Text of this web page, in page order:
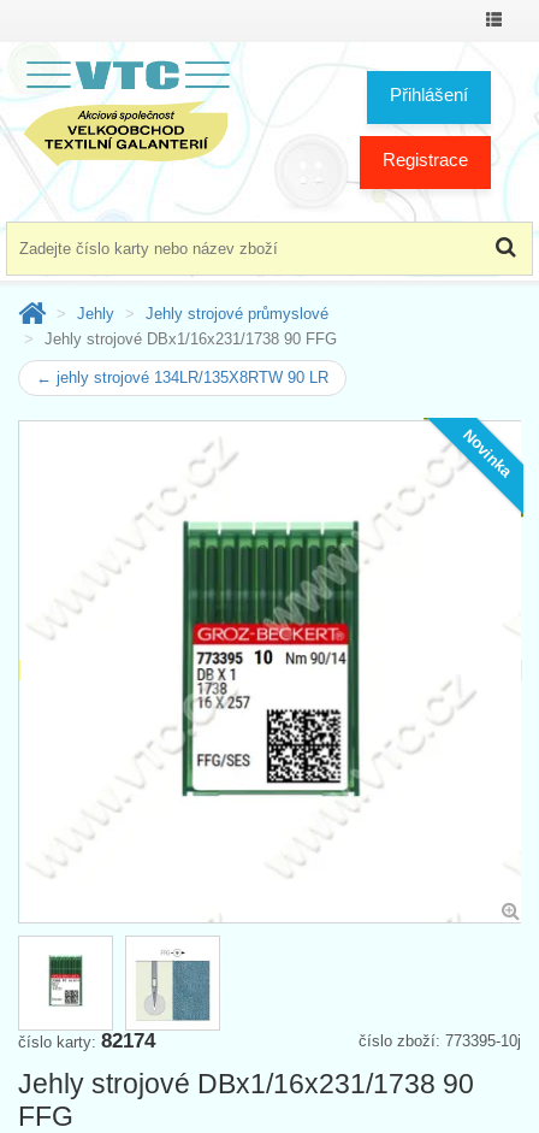
Přihlášení
Registrace
Jehly
Jehly strojové průmyslové
Jehly strojové DBx1/16x231/1738 90 FFG
← jehly strojové 134LR/135X8RTW 90 LR
Novinka
číslo zboží: 773395-10j
číslo karty: 82174
Jehly strojové DBx1/16x231/1738 90
FFG